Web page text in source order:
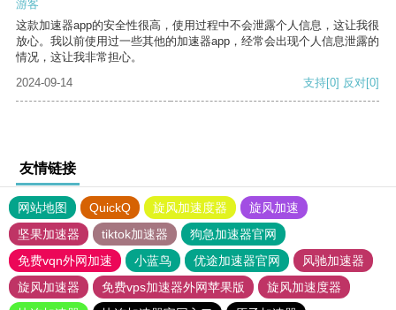
游客
这款加速器app的安全性很高，使用过程中不会泄露个人信息，这让我很
放心。我以前使用过一些其他的加速器app，经常会出现个人信息泄露的
情况，这让我非常担心。
2024-09-14
支持[0] 反对[0]
友情链接
网站地图 QuickQ 旋风加速度器
旋风加速
坚果加速器
tiktok加速器
狗急加速器官网
免费vqn外网加速
小蓝鸟 优途加速器官网
风驰加速器
旋风加速器
免费vps加速器外网苹果版
旋风加速度器